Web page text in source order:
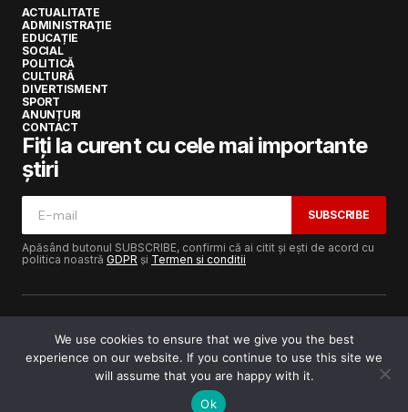
ACTUALITATE
ADMINISTRAȚIE
EDUCAȚIE
SOCIAL
POLITICĂ
CULTURĂ
DIVERTISMENT
SPORT
ANUNȚURI
CONTACT
Fiți la curent cu cele mai importante
știri
SUBSCRIBE
Apăsând butonul SUBSCRIBE, confirmi că ai citit și ești de acord cu
politica noastră GDPR și Termen și condiții
Copyright © 2017-2025Lugojeanul.ro· Toate drepturile
rezervate · Dezvoltat dePower Media FX
We use cookies to ensure that we give you the best
experience on our website. If you continue to use this site we
will assume that you are happy with it.
Ok